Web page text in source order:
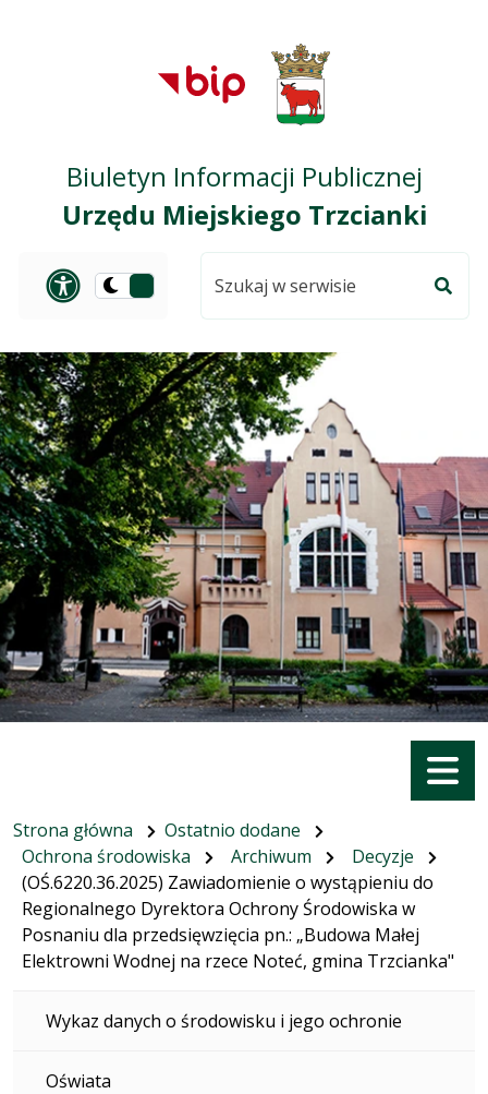
Przejdź do
głównego menu
Przejdź do treści
Przejdź do mapy
serwisu
Biuletyn Informacji Publicznej
Urzędu Miejskiego Trzcianki
Panel dostosowania
Przełącz
ciemną
serwisie
Menu
Strona główna
Ostatnio dodane
Ochrona środowiska
Archiwum
Decyzje
(OŚ.6220.36.2025) Zawiadomienie o wystąpieniu do
Regionalnego Dyrektora Ochrony Środowiska w
Posnaniu dla przedsięwzięcia pn.: „Budowa Małej
Elektrowni Wodnej na rzece Noteć, gmina Trzcianka"
Wykaz danych o środowisku i jego ochronie
Oświata